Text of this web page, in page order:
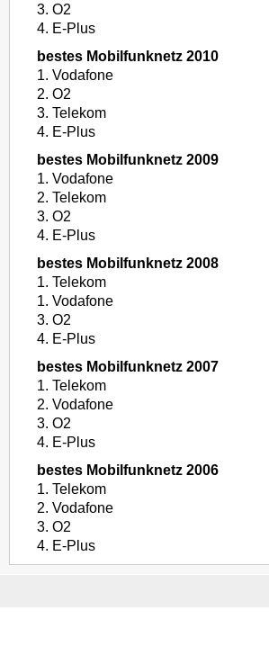
3. O2
4. E-Plus
bestes Mobilfunknetz 2010
1. Vodafone
2. O2
3. Telekom
4. E-Plus
bestes Mobilfunknetz 2009
1. Vodafone
2. Telekom
3. O2
4. E-Plus
bestes Mobilfunknetz 2008
1. Telekom
1. Vodafone
3. O2
4. E-Plus
bestes Mobilfunknetz 2007
1. Telekom
2. Vodafone
3. O2
4. E-Plus
bestes Mobilfunknetz 2006
1. Telekom
2. Vodafone
3. O2
4. E-Plus